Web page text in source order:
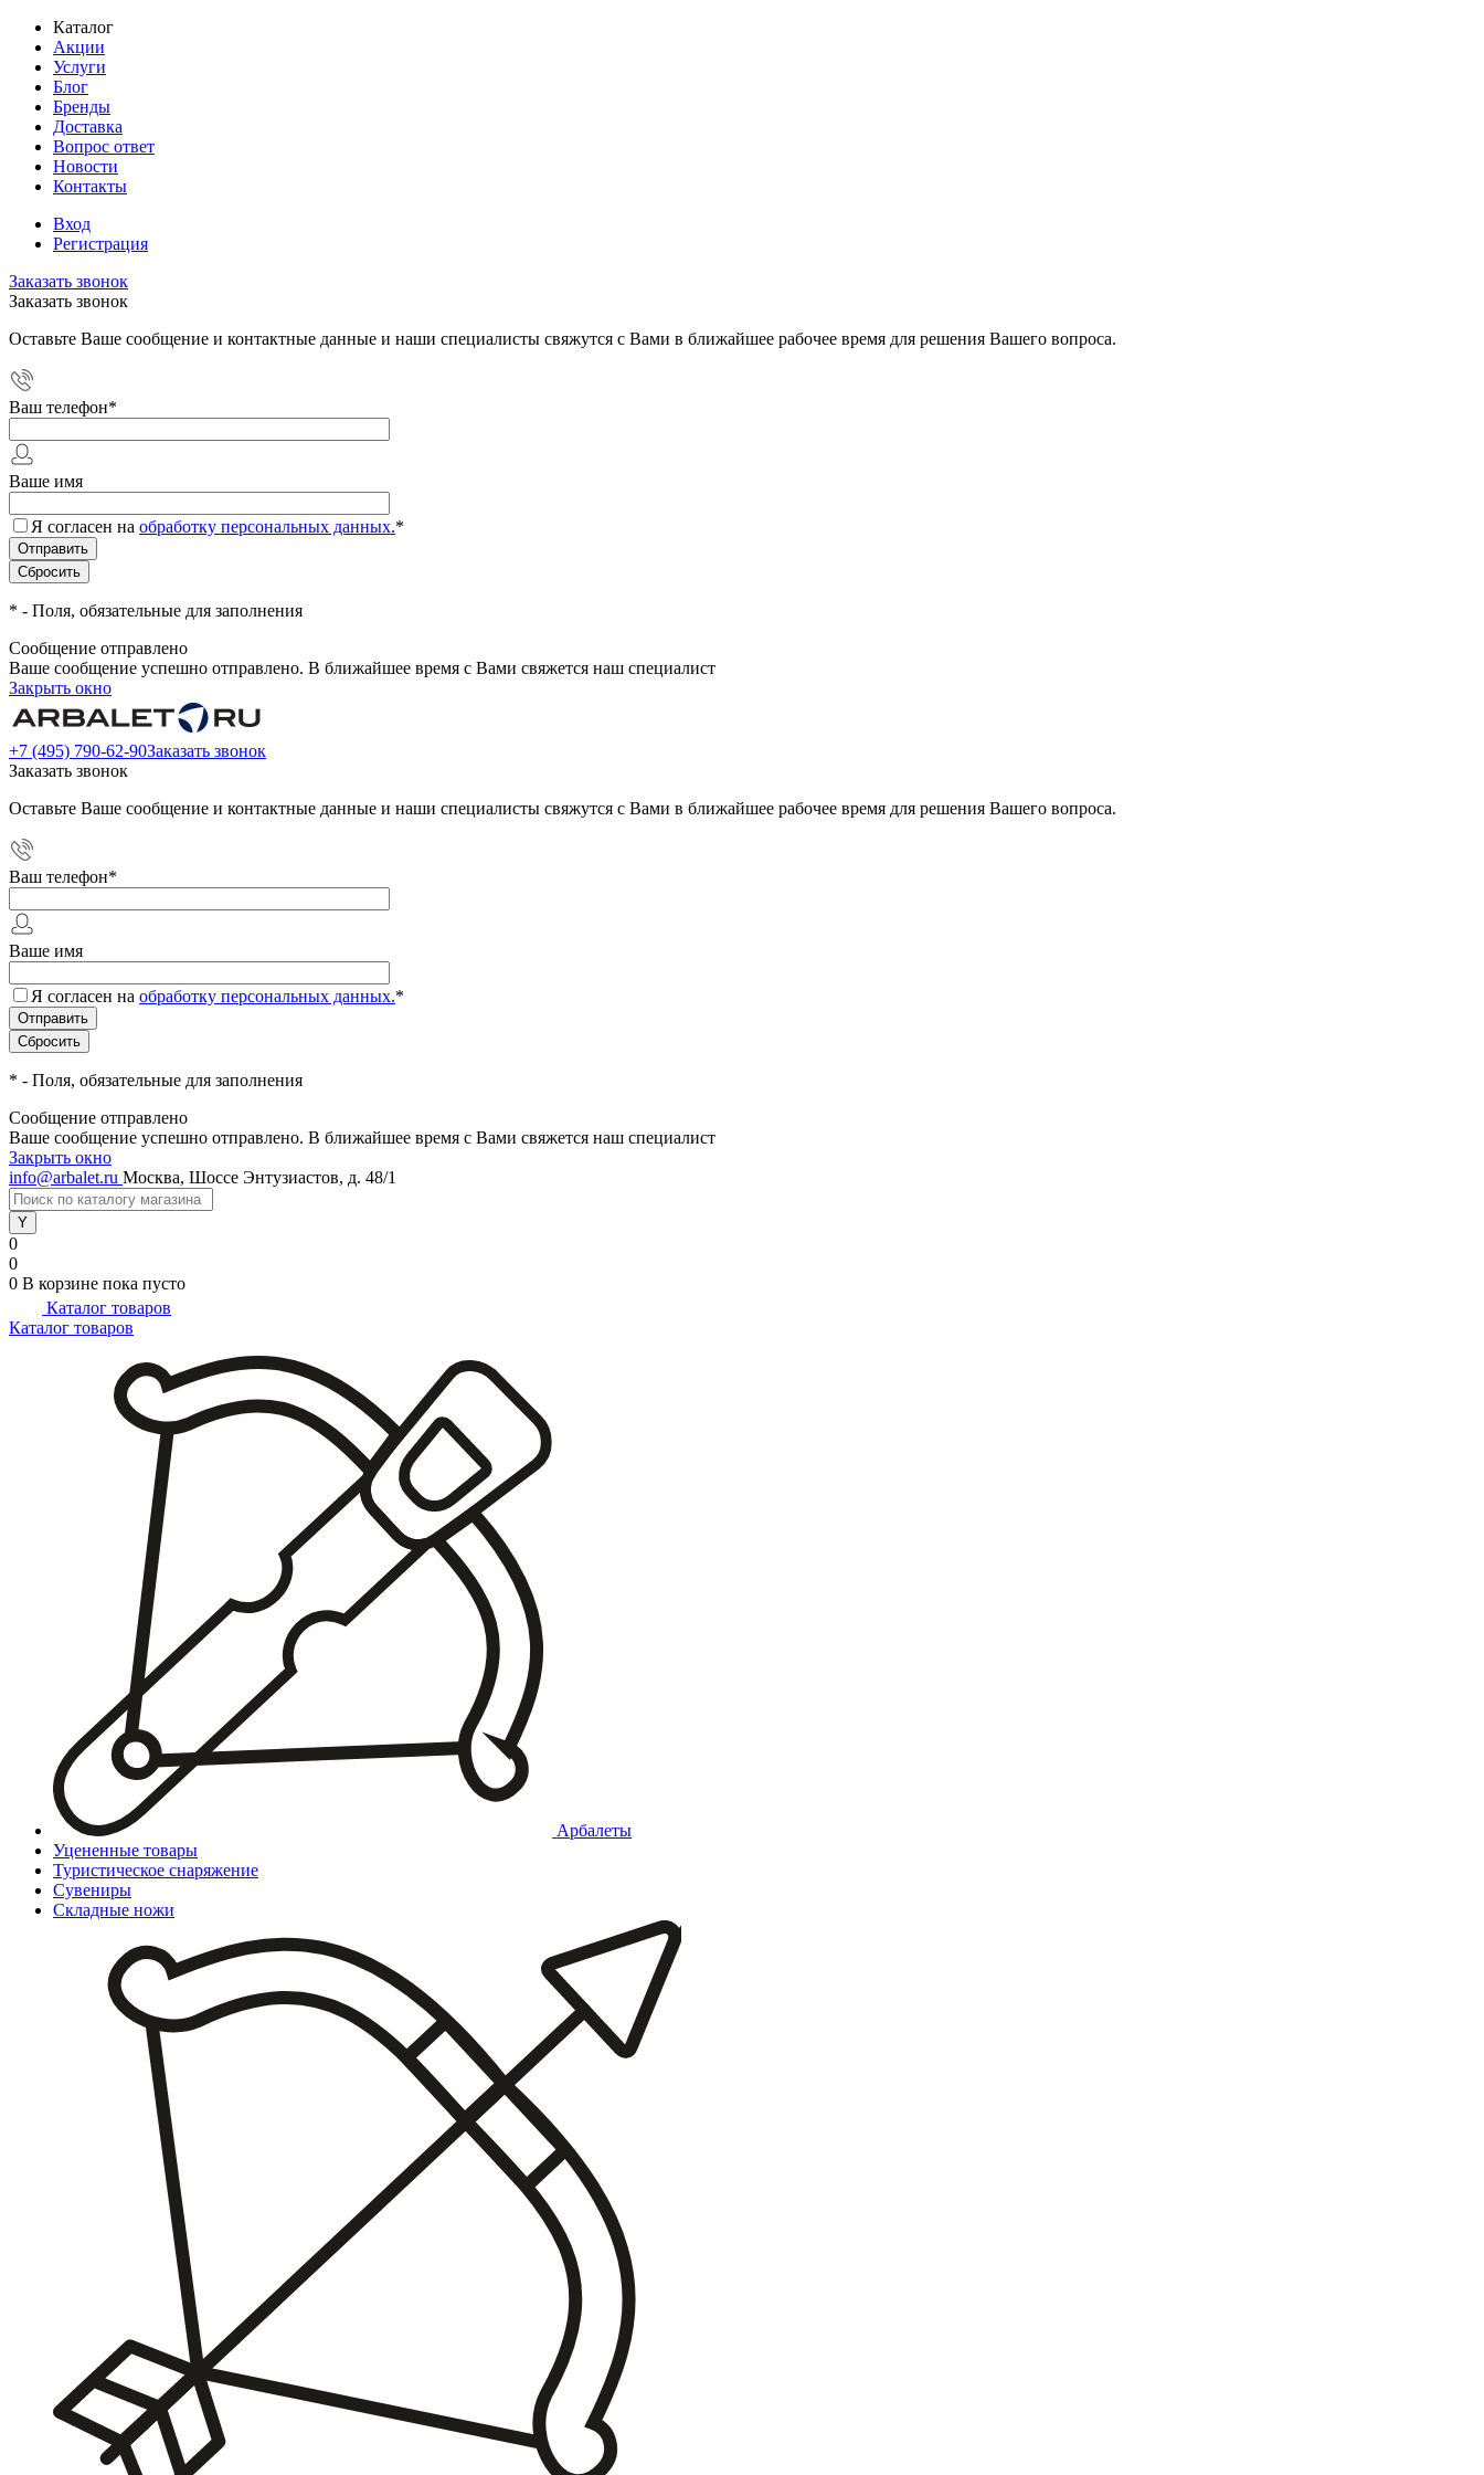
Каталог
Акции
Услуги
Блог
Бренды
Доставка
Вопрос ответ
Новости
Контакты
Вход
Регистрация
Заказать звонок
Заказать звонок
Оставьте Ваше сообщение и контактные данные и наши специалисты свяжутся с Вами в ближайшее рабочее время для решения Вашего вопроса.
Ваш телефон*
Ваше имя
Я согласен на обработку персональных данных.*
* - Поля, обязательные для заполнения
Сообщение отправлено
Ваше сообщение успешно отправлено. В ближайшее время с Вами свяжется наш специалист
Закрыть окно
+7 (495) 790-62-90Заказать звонок
Заказать звонок
Оставьте Ваше сообщение и контактные данные и наши специалисты свяжутся с Вами в ближайшее рабочее время для решения Вашего вопроса.
Ваш телефон*
Ваше имя
Я согласен на обработку персональных данных.*
* - Поля, обязательные для заполнения
Сообщение отправлено
Ваше сообщение успешно отправлено. В ближайшее время с Вами свяжется наш специалист
Закрыть окно
info@arbalet.ru Москва, Шоссе Энтузиастов, д. 48/1
0
0
0 В корзине пока пусто
Каталог товаров
Каталог товаров
Арбалеты
Уцененные товары
Туристическое снаряжение
Сувениры
Складные ножи